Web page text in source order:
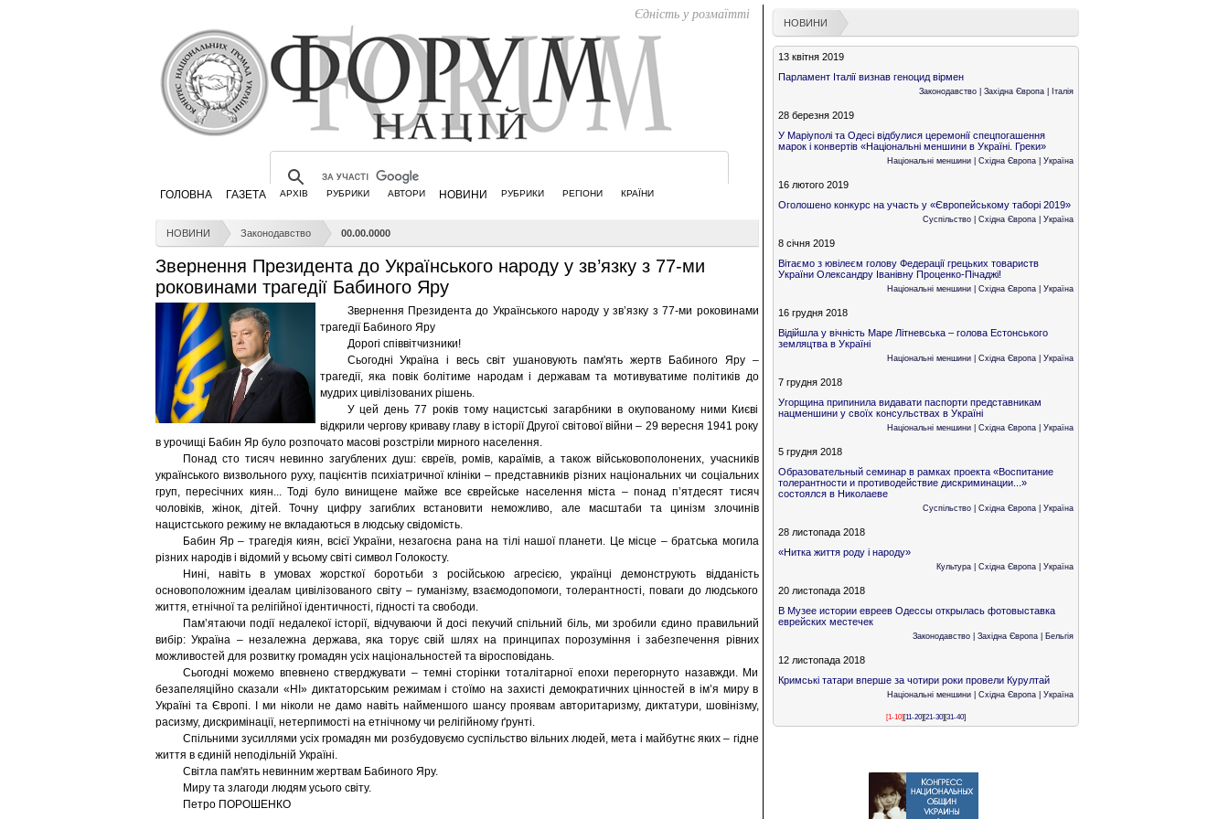
Єдність у розмаїтті
ГОЛОВНА ГАЗЕТА АРХІВ РУБРИКИ АВТОРИ НОВИНИ РУБРИКИ РЕГІОНИ КРАЇНИ
НОВИНИ Законодавство 00.00.0000
Звернення Президента до Українського народу у зв’язку з 77-ми
роковинами трагедії Бабиного Яру
Звернення Президента до Українського народу у зв’язку з 77-ми роковинами
трагедії Бабиного Яру
Дорогі співвітчизники!
Сьогодні Україна і весь світ ушановують пам'ять жертв Бабиного Яру –
трагедії, яка повік болітиме народам і державам та мотивуватиме політиків до
мудрих цивілізованих рішень.
У цей день 77 років тому нацистські загарбники в окупованому ними Києві
відкрили чергову криваву главу в історії Другої світової війни – 29 вересня 1941 року
в урочищі Бабин Яр було розпочато масові розстріли мирного населення.
Понад сто тисяч невинно загублених душ: євреїв, ромів, караїмів, а також військовополонених, учасників
українського визвольного руху, пацієнтів психіатричної клініки – представників різних національних чи соціальних
груп, пересічних киян... Тоді було винищене майже все єврейське населення міста – понад п’ятдесят тисяч
чоловіків, жінок, дітей. Точну цифру загиблих встановити неможливо, але масштаби та цинізм злочинів
нацистського режиму не вкладаються в людську свідомість.
Бабин Яр – трагедія киян, всієї України, незагоєна рана на тілі нашої планети. Це місце – братська могила
різних народів і відомий у всьому світі символ Голокосту.
Нині, навіть в умовах жорсткої боротьби з російською агресією, українці демонструють відданість
основоположним ідеалам цивілізованого світу – гуманізму, взаємодопомоги, толерантності, поваги до людського
життя, етнічної та релігійної ідентичності, гідності та свободи.
Пам’ятаючи події недалекої історії, відчуваючи й досі пекучий спільний біль, ми зробили єдино правильний
вибір: Україна – незалежна держава, яка торує свій шлях на принципах порозуміння і забезпечення рівних
можливостей для розвитку громадян усіх національностей та віросповідань.
Сьогодні можемо впевнено стверджувати – темні сторінки тоталітарної епохи перегорнуто назавжди. Ми
безапеляційно сказали «НІ» диктаторським режимам і стоїмо на захисті демократичних цінностей в ім’я миру в
Україні та Європі. І ми ніколи не дамо навіть найменшого шансу проявам авторитаризму, диктатури, шовінізму,
расизму, дискримінації, нетерпимості на етнічному чи релігійному ґрунті.
Спільними зусиллями усіх громадян ми розбудовуємо суспільство вільних людей, мета і майбутнє яких – гідне
життя в єдиній неподільній Україні.
Світла пам'ять невинним жертвам Бабиного Яру.
Миру та злагоди людям усього світу.
Петро ПОРОШЕНКО
НОВИНИ
13 квітня 2019
Парламент Італії визнав геноцид вірмен
Законодавство| Західна Європа| Італія
28 березня 2019
У Маріуполі та Одесі відбулися церемонії спецпогашення
марок і конвертів «Національні меншини в Україні. Греки»
Національні меншини| Східна Європа| Україна
16 лютого 2019
Оголошено конкурс на участь у «Європейському таборі 2019»
Суспільство| Східна Європа| Україна
8 січня 2019
Вітаємо з ювілеєм голову Федерації грецьких товариств
України Олександру Іванівну Проценко-Пічаджі!
Національні меншини| Східна Європа| Україна
16 грудня 2018
Відійшла у вічність Маре Літневська – голова Естонського
земляцтва в Україні
Національні меншини| Східна Європа| Україна
7 грудня 2018
Угорщина припинила видавати паспорти представникам
нацменшини у своїх консульствах в Україні
Національні меншини| Східна Європа| Україна
5 грудня 2018
Образовательный семинар в рамках проекта «Воспитание
толерантности и противодействие дискриминации...»
состоялся в Николаеве
Суспільство| Східна Європа| Україна
28 листопада 2018
«Нитка життя роду і народу»
Культура| Східна Європа| Україна
20 листопада 2018
В Музее истории евреев Одессы открылась фотовыставка
еврейских местечек
Законодавство| Західна Європа| Бельгія
12 листопада 2018
Кримські татари вперше за чотири роки провели Курултай
Національні меншини| Східна Європа| Україна
[1-10] [11-20] [21-30] [31-40]